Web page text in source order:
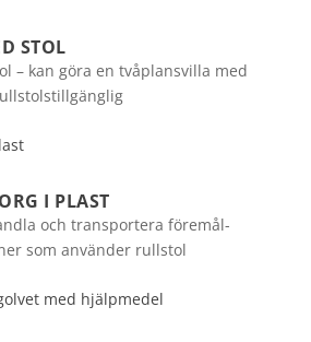
STOL
– kan göra en tvåplansvilla med
I PLAST
och transportera föremål-
som använder rullstol